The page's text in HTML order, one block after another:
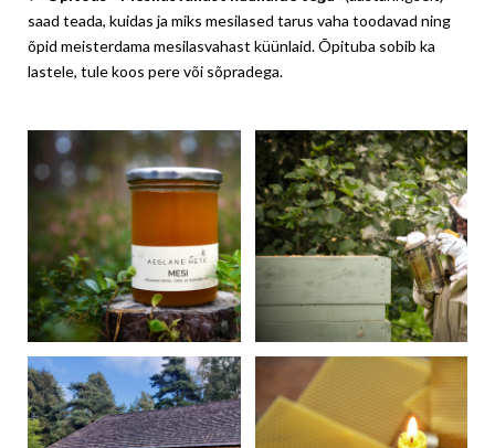
saad teada, kuidas ja miks mesilased tarus vaha toodavad ning
õpid meisterdama mesilasvahast küünlaid. Õpituba sobib ka
lastele, tule koos pere või sõpradega.